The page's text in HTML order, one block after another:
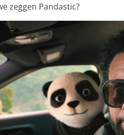
zeggen Pandastic?